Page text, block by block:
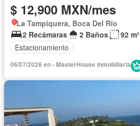
$ 12,900 MXN/mes
La Tampiquera, Boca Del Río
2 Recámaras
2 Baños
92 m²
Estacionamiento
06/07/2026 en - MasterHouse Inmobiliaria